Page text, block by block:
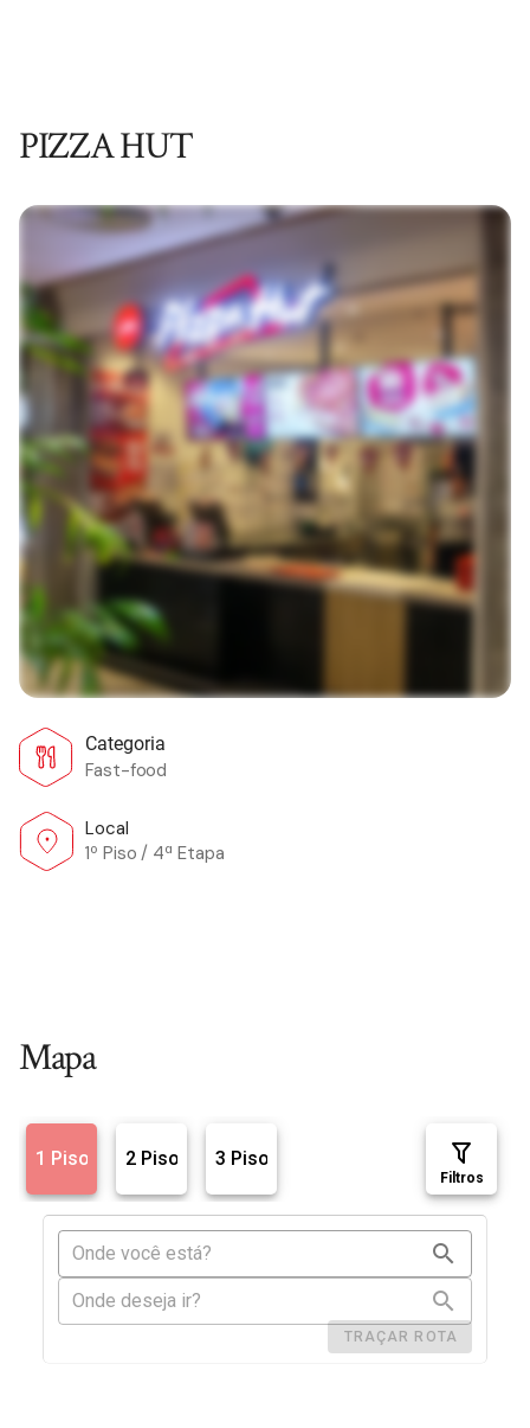
PIZZA HUT
Categoria
Fast-food
Local
1º Piso / 4ª Etapa
Mapa